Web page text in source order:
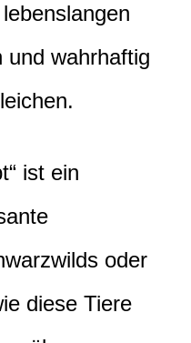
und wahrhaftig
ist ein
oder
diese Tiere